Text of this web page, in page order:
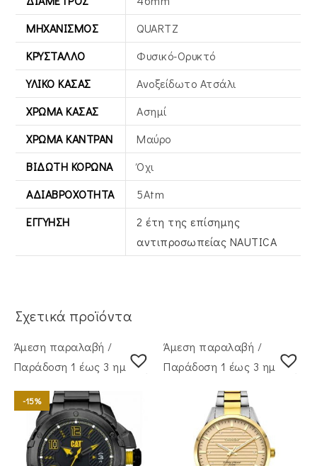
ΜΗΧΑΝΙΣΜΌΣ
QUARTZ
ΚΡΎΣΤΑΛΛΟ
Φυσικό-Ορυκτό
ΥΛΙΚΌ ΚΆΣΑΣ
Ανοξείδωτο Ατσάλι
ΧΡΏΜΑ ΚΆΣΑΣ
Ασημί
ΧΡΏΜΑ ΚΑΝΤΡΆΝ
Μαύρο
ΒΙΔΩΤΉ ΚΟΡΏΝΑ
Όχι
ΑΔΙΑΒΡΟΧΌΤΗΤΑ
5Atm
ΕΓΓΎΗΣΗ
2 έτη της επίσημης
αντιπροσωπείας NAUTICA
Σχετικά προϊόντα
Άμεση παραλαβή /
Παράδoση 1 έως 3 ημέρες
-15%
Άμεση παραλαβή /
Παράδoση 1 έως 3 ημέρες